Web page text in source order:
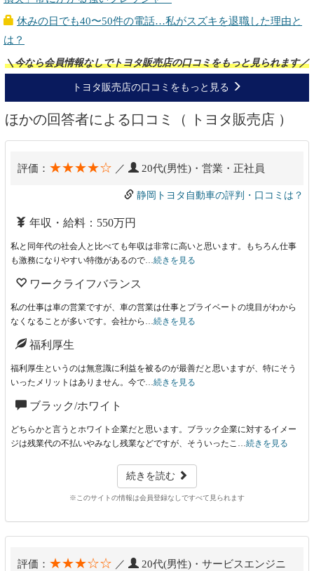
休みの日でも40〜50件の電話…私がスズキを退職した理由と
は？
＼今なら会員情報なしでトヨタ販売店の口コミをもっと見られます／
トヨタ販売店の口コミをもっと見る
ほかの回答者による口コミ（ トヨタ販売店 ）
評価： ★★★★☆ ／ 20代(男性)・営業・正社員
静岡トヨタ自動車の評判・口コミは？
年収・給料：550万円
私と同年代の社会人と比べても年収は非常に高いと思います。もちろん仕事
も激務になりやすい特徴があるので…続きを見る
ワークライフバランス
私の仕事は車の営業ですが、車の営業は仕事とプライベートの境目がわから
なくなることが多いです。会社から…続きを見る
福利厚生
福利厚生というのは無意識に利益を被るのが最善だと思いますが、特にそう
いったメリットはありません。今で…続きを見る
ブラック/ホワイト
どちらかと言うとホワイト企業だと思います。ブラック企業に対するイメー
ジは残業代の不払いやみなし残業などですが、そういったこ…続きを見る
続きを読む
※このサイトの情報は会員登録なしですべて見られます
評価： ★★★☆☆ ／
20代(男性)・サービスエンジニ